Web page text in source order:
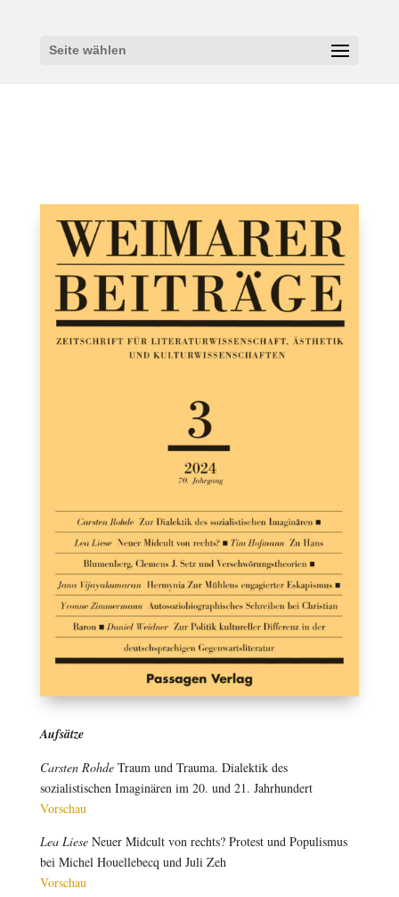
Seite wählen
Aufsätze
Carsten Rohde Traum und Trauma. Dialektik des
sozialistischen Imaginären im 20. und 21. Jahrhundert
Vorschau
Lea Liese Neuer Midcult von rechts? Protest und Populismus
bei Michel Houellebecq und Juli Zeh
Vorschau